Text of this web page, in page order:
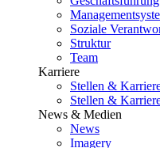
Soziale
Struktur
Team
Karriere
Stellen &
Stellen &
News & Medien
News
Imagery